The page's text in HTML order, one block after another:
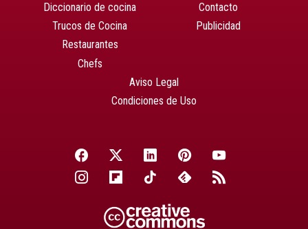
Diccionario de cocina
Trucos de Cocina
Restaurantes
Chefs
Contacto
Publicidad
Aviso Legal
Condiciones de Uso